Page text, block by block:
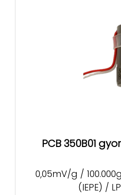
PCB 350B01
0,05mV/g /
(IEPE) /